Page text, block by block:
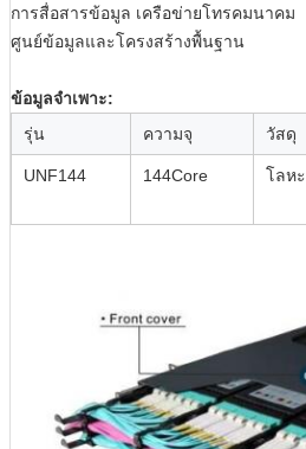
การสื่อสารข้อมูล เครือข่ายโทรคมนาคม
ศูนย์ข้อมูลและโครงสร้างพื้นฐาน
ข้อมูลจำเพาะ:
รุ่น
ความจุ วัสดุ
UNF144 144Core โลหะ